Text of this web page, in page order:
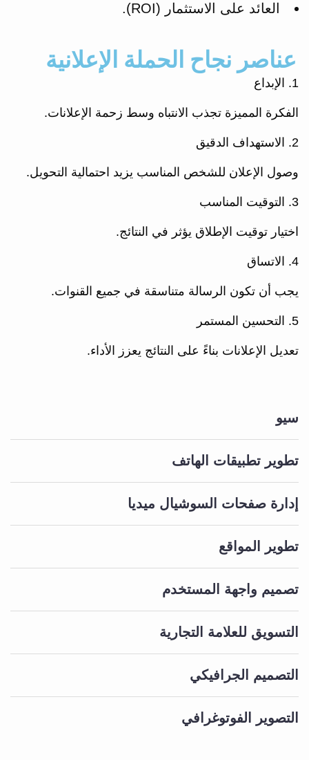
العائد على الاستثمار (ROI).
عناصر نجاح الحملة الإعلانية
1. الإبداع
الفكرة المميزة تجذب الانتباه وسط زحمة الإعلانات.
2. الاستهداف الدقيق
وصول الإعلان للشخص المناسب يزيد احتمالية التحويل.
3. التوقيت المناسب
اختيار توقيت الإطلاق يؤثر في النتائج.
4. الاتساق
يجب أن تكون الرسالة متناسقة في جميع القنوات.
5. التحسين المستمر
تعديل الإعلانات بناءً على النتائج يعزز الأداء.
سيو
تطوير تطبيقات الهاتف
إدارة صفحات السوشيال ميديا
تطوير المواقع
تصميم واجهة المستخدم
التسويق للعلامة التجارية
التصميم الجرافيكي
التصوير الفوتوغرافي